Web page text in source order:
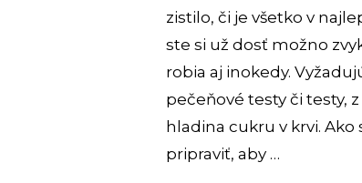
zistilo, či je všetko v
ste si už dosť možno
robia aj inokedy.
pečeňové testy či testy,
hladina cukru v krvi. Ako
pripraviť, aby …